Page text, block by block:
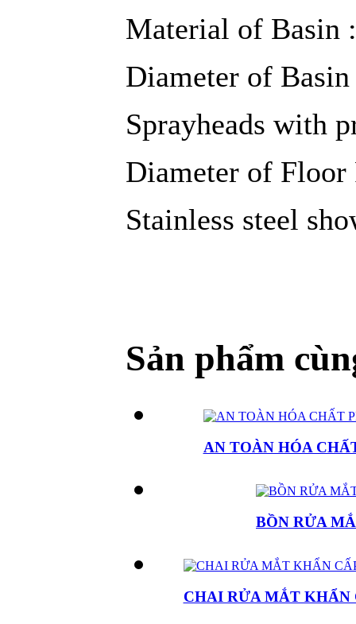
Material of Basin
Diameter of
Sprayheads with
Diameter of Floor
Stainless steel
Sản phẩm
AN TOÀN HÓA
BỒN RỬA
CHAI RỬA MẮT KHẨN